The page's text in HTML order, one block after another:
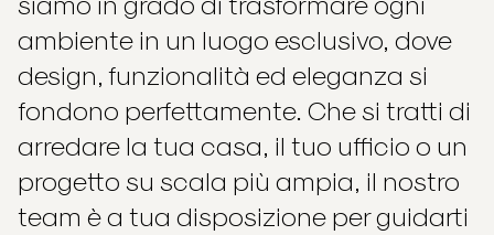
ambiente in un luogo esclusivo, dove
design, funzionalità ed eleganza si
fondono perfettamente. Che si tratti di
arredare la tua casa, il tuo ufficio o un
progetto su scala più ampia, il nostro
team è a tua disposizione per guidarti